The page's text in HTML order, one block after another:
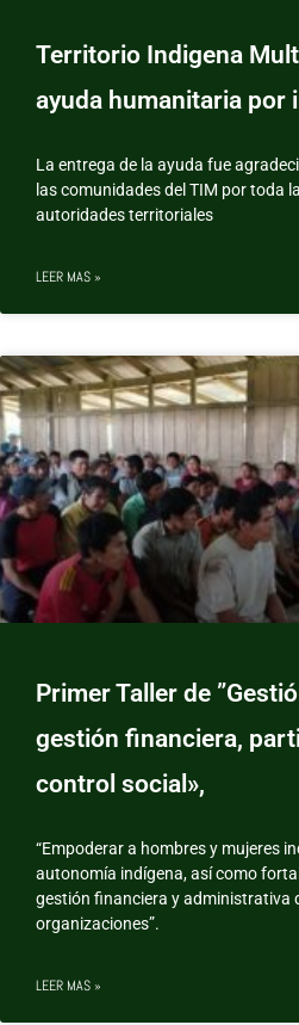
Territorio Indigena
ayuda humanitaria por
La entrega de la ayuda fue
las comunidades del TIM por toda
autoridades territoriales
LEER MAS »
Primer Taller de
gestión financiera,
control social»,
“Empoderar a hombres y mujeres
autonomía indígena, así como
gestión financiera y administrativa
organizaciones”.
LEER MAS »